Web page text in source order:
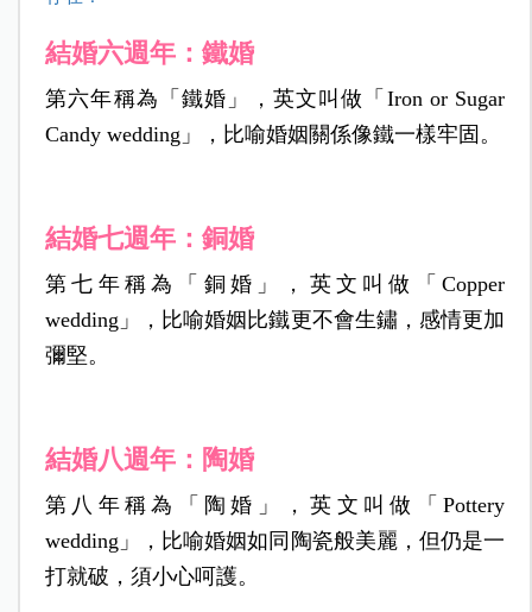
結婚六週年：鐵婚
第六年稱為「鐵婚」，英文叫做「Iron or Sugar
Candy wedding」，比喻婚姻關係像鐵一樣牢固。
結婚七週年：銅婚
第七年稱為「銅婚」，英文叫做「Copper
wedding」，比喻婚姻比鐵更不會生鏽，感情更加
彌堅。
結婚八週年：陶婚
第八年稱為「陶婚」，英文叫做「Pottery
wedding」，比喻婚姻如同陶瓷般美麗，但仍是一
打就破，須小心呵護。